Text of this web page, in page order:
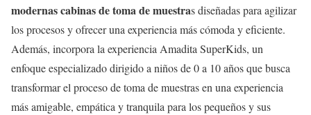
modernas cabinas de toma de muestras diseñadas para agilizar
los procesos y ofrecer una experiencia más cómoda y eficiente.
Además, incorpora la experiencia Amadita SuperKids, un
enfoque especializado dirigido a niños de 0 a 10 años que busca
transformar el proceso de toma de muestras en una experiencia
más amigable, empática y tranquila para los pequeños y sus